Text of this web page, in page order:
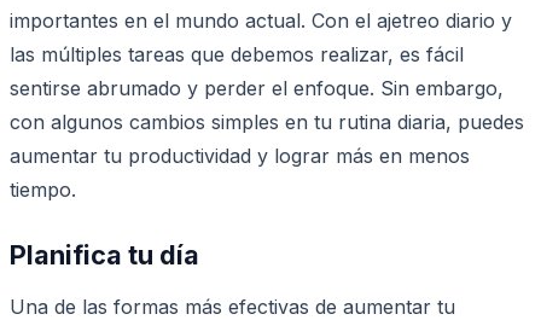
importantes en el mundo actual. Con el ajetreo diario y
las múltiples tareas que debemos realizar, es fácil
sentirse abrumado y perder el enfoque. Sin embargo,
con algunos cambios simples en tu rutina diaria, puedes
aumentar tu productividad y lograr más en menos
tiempo.
Planifica tu día
Una de las formas más efectivas de aumentar tu